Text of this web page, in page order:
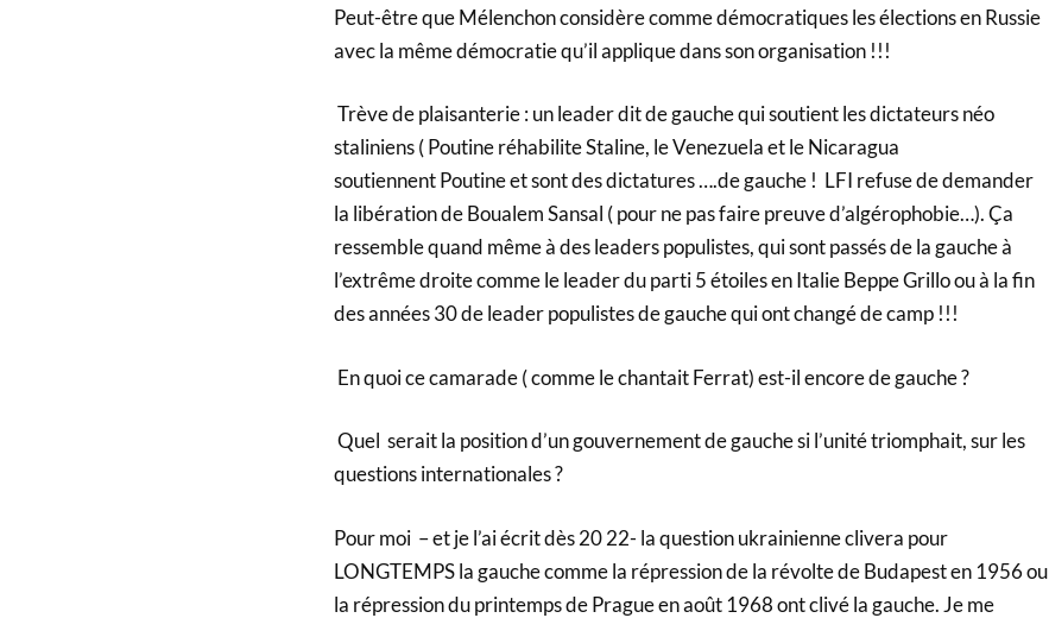
Peut-être que Mélenchon considère comme démocratiques les élections en Russie
avec la même démocratie qu’il applique dans son organisation !!!
Trève de plaisanterie : un leader dit de gauche qui soutient les dictateurs néo
staliniens ( Poutine réhabilite Staline, le Venezuela et le Nicaragua
soutiennent Poutine et sont des dictatures ….de gauche ! LFI refuse de demander
la libération de Boualem Sansal ( pour ne pas faire preuve d’algérophobie…). Ça
ressemble quand même à des leaders populistes, qui sont passés de la gauche à
l’extrême droite comme le leader du parti 5 étoiles en Italie Beppe Grillo ou à la fin
des années 30 de leader populistes de gauche qui ont changé de camp !!!
En quoi ce camarade ( comme le chantait Ferrat) est-il encore de gauche ?
Quel serait la position d’un gouvernement de gauche si l’unité triomphait, sur les
questions internationales ?
Pour moi – et je l’ai écrit dès 20 22- la question ukrainienne clivera pour
LONGTEMPS la gauche comme la répression de la révolte de Budapest en 1956 ou
la répression du printemps de Prague en août 1968 ont clivé la gauche. Je me